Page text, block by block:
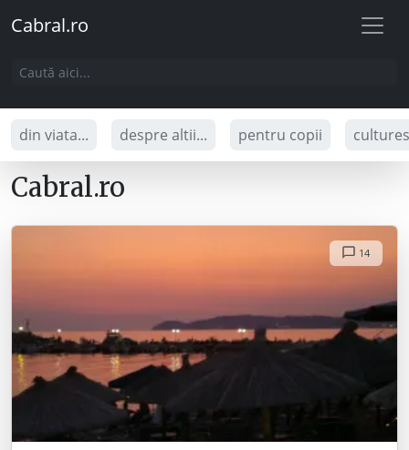
Cabral.ro
din viata... despre altii... pentru copii
Cabral.ro
14